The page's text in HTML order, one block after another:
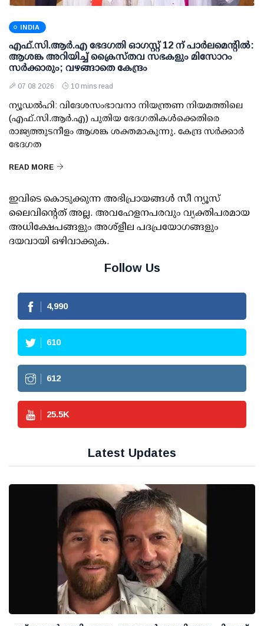
INDIA
എഫ്.സി.ആര്‍.എ ഭേദഗതി ഓഗസ്റ്റ് 12 ന് പാര്‍ലമെന്റില്‍:
ആശങ്ക അറിയിച്ച് ക്രൈസ്തവ സഭകളും മിസോറം
സര്‍ക്കാരും; വഴങ്ങാതെ കേന്ദ്രം
07 08 2026 10 mins read
ന്യൂഡല്‍ഹി: വിദേശസംഭാവനാ നിയന്ത്രണ നിയമത്തിലെ
(എഫ്.സി.ആര്‍.എ) പുതിയ ഭേദഗതികള്‍ക്കെതിരെ
രാജ്യത്തുടനീളം ആശങ്ക ശക്തമാകുന്നു. കേന്ദ്ര സര്‍ക്കാര്‍
ഭേദഗത
READ MORE
ഇവിടെ കൊടുക്കുന്ന അഭിപ്രായങ്ങള്‍ സീ ന്യൂസ്
ലൈവിന്റെത് അല്ല. അവഹേളനപരവും വ്യക്തിപരമായ
അധിക്ഷേപങ്ങളും അശ്‌ളീല പദപ്രയോഗങ്ങളും
ദയവായി ഒഴിവാക്കുക.
Follow Us
4,990
610
612
25.5K
Latest Updates